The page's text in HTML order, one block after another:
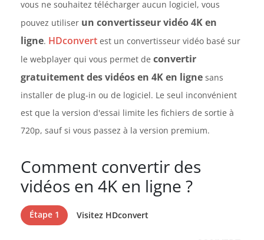
vous ne souhaitez télécharger aucun logiciel, vous
pouvez utiliser un convertisseur vidéo 4K en
ligne. HDconvert est un convertisseur vidéo basé sur
le webplayer qui vous permet de convertir
gratuitement des vidéos en 4K en ligne sans
installer de plug-in ou de logiciel. Le seul inconvénient
est que la version d'essai limite les fichiers de sortie à
720p, sauf si vous passez à la version premium.
Comment convertir des
vidéos en 4K en ligne ?
Étape 1 Visitez HDconvert